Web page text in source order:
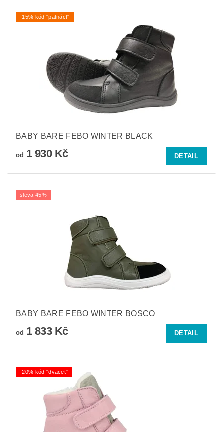
-15% kód "patnáct"
BABY BARE FEBO WINTER BLACK
od 1 930 Kč DETAIL
sleva 45%
BABY BARE FEBO WINTER BOSCO
od 1 833 Kč DETAIL
-20% kód "dvacet"